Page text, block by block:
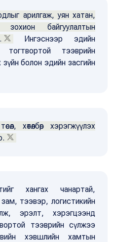
арилгаж, уян хатан,
зохион байгуулалтын
Ингэснээр эдийн
тээврийн
зүйн болон эдийн засгийн
хөтөлбөр хэрэгжүүлэх
хангах чанартай,
тээвэр, логистикийн
эрэлт, хэрэгцээнд
тээврийн сүлжээ
хэвшлийн хамтын